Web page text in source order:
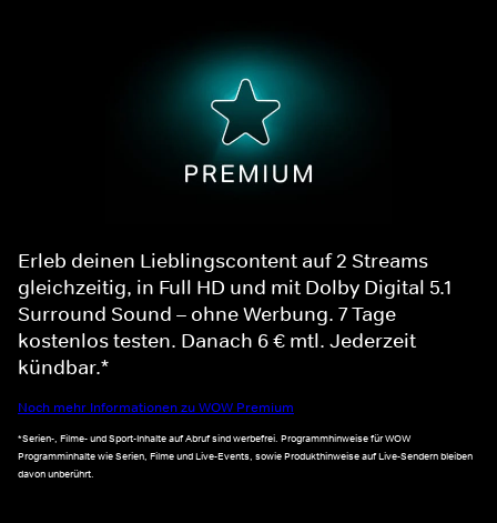
Erleb deinen Lieblingscontent auf 2 Streams
gleichzeitig, in Full HD und mit Dolby Digital 5.1
Surround Sound – ohne Werbung. 7 Tage
kostenlos testen. Danach 6 € mtl. Jederzeit
kündbar.*
Noch mehr Informationen zu WOW Premium
*Serien-, Filme- und Sport-Inhalte auf Abruf sind werbefrei. Programmhinweise für WOW
Programminhalte wie Serien, Filme und Live-Events, sowie Produkthinweise auf Live-Sendern bleiben
davon unberührt.